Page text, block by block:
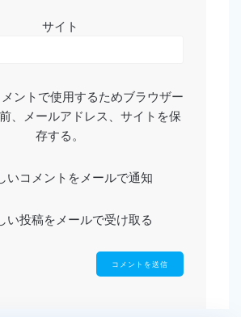
サイト
ントで使用するためブラウザー
、メールアドレス、サイトを保
存する。
いコメントをメールで通知
い投稿をメールで受け取る